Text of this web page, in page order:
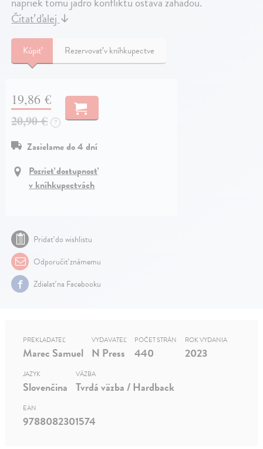
Čítať ďalej↓
Kúpiť Rezervovať v kníhkupectve
19,86 €
20,90 € ?
Zasielame do 4 dní
Pozrieť dostupnosť
v kníhkupectvách
Pridať do wishlistu
Odporučiť známemu
Zdielať na Facebooku
PREKLADATEĽ
Marec Samuel
VYDAVATEĽ
N Press
POČET STRÁN
440
ROK VYDANIA
2023
JAZYK
Slovenčina
VÄZBA
Tvrdá väzba / Hardback
EAN
9788082301574